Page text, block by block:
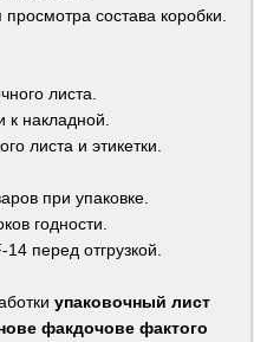
состава коробки.
листа.
к накладной.
листа и этикетки.
при упаковке.
годности.
перед отгрузкой.
упаковочный лист
факдочове фактого